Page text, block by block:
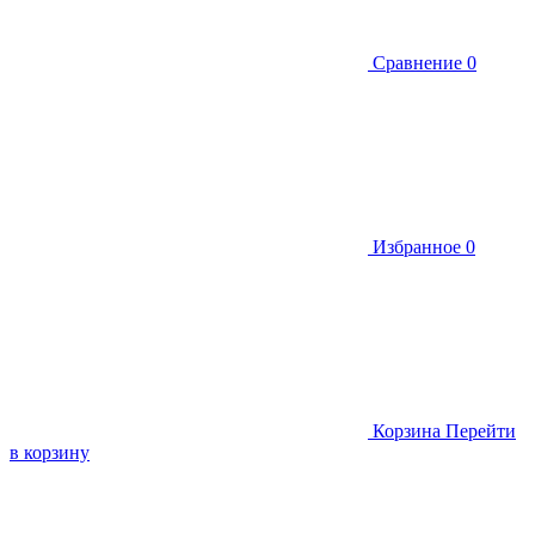
Сравнение 0
Избранное 0
Корзина Перейти
в корзину